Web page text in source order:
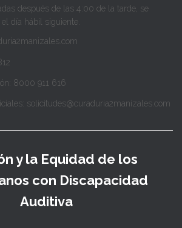
después de las 4:00 de la tarde, se
día hábil siguiente.
8000 911 616
solicitudes@curaduria2manizales.com
y la Equidad de los
con Discapacidad
Auditiva